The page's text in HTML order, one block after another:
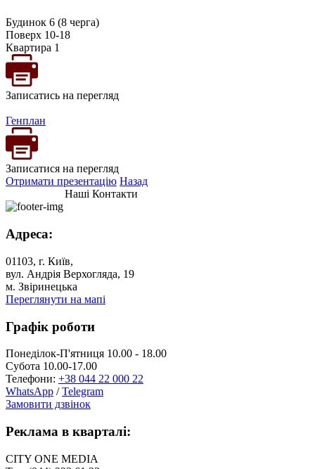
Будинок 6 (8 черга)
Поверх 10-18
Квартира 1
Записатись на перегляд
Генплан
Записатися на перегляд
Отримати презентацію Назад
Наші Контакти
Адреса:
01103, г. Київ,
вул. Андрія Верхогляда, 19
м. Звіринецька
Переглянути на мапі
Графік роботи
Понеділок-П'ятниця 10.00 - 18.00
Субота 10.00-17.00
Телефони: +38 044 22 000 22
WhatsApp /Telegram
Замовити дзвінок
Реклама в кварталі:
CITY ONE MEDIA